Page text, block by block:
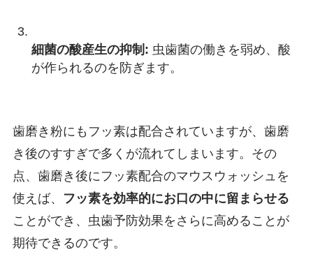
細菌の酸産生の抑制: 虫歯菌の働きを弱め、酸
が作られるのを防ぎます。
歯磨き粉にもフッ素は配合されていますが、歯磨
き後のすすぎで多くが流れてしまいます。その
点、歯磨き後にフッ素配合のマウスウォッシュを
使えば、
フッ素を効率的にお口の中に留まらせる
ことができ、虫歯予防効果をさらに高めることが
期待できるのです。